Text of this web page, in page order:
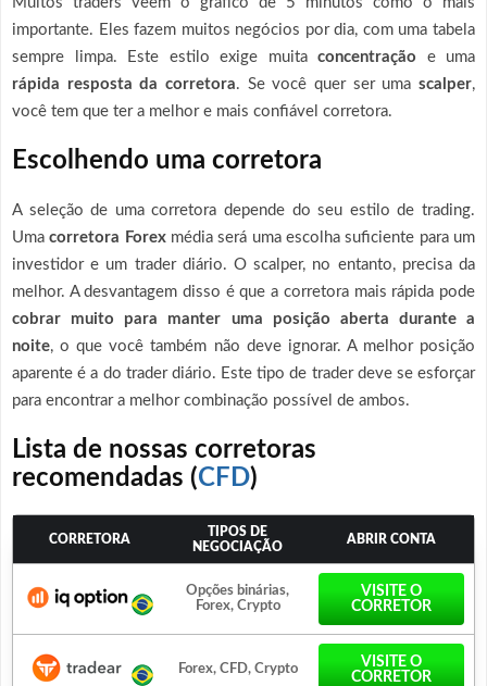
importante. Eles fazem muitos negócios por dia, com uma tabela
sempre limpa. Este estilo exige muita concentração e uma
rápida resposta da corretora. Se você quer ser uma scalper,
você tem que ter a melhor e mais confiável corretora.
Escolhendo uma corretora
A seleção de uma corretora depende do seu estilo de trading.
Umacorretora Forexmédia será uma escolha suficiente para um
investidor e um trader diário. O scalper, no entanto, precisa da
melhor. A desvantagem disso é que a corretora mais rápida pode
cobrar muito para manter uma posição aberta durante a
noite, o que você também não deve ignorar. A melhor posição
aparente é a do trader diário. Este tipo de trader deve se esforçar
para encontrar a melhor combinação possível de ambos.
Lista de nossas corretoras
recomendadas (CFD)
CORRETORA
TIPOS DE
NEGOCIAÇÃO
ABRIR CONTA
Opções binárias,
Forex, Crypto
VISITE O
CORRETOR
Forex, CFD, Crypto
VISITE O
CORRETOR